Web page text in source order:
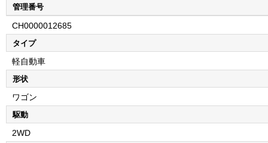
管理番号
CH0000012685
タイプ
軽自動車
形状
ワゴン
駆動
2WD